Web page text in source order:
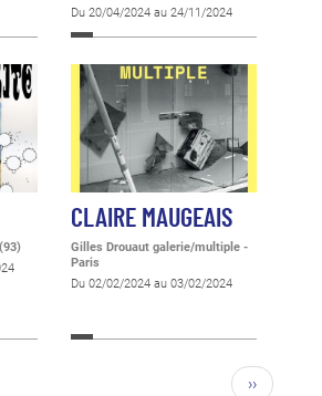
Du 20/04/2024 au 24/11/2024
CLAIRE MAUGEAIS
Gilles Drouaut galerie/multiple -
Paris
Du 02/02/2024 au 03/02/2024
››